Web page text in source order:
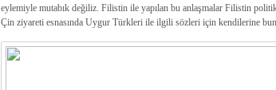
eylemiyle mutabık değiliz. Filistin ile yapılan bu anlaşmalar Filistin
Çin ziyareti esnasında Uygur Türkleri ile ilgili sözleri için kendilerine